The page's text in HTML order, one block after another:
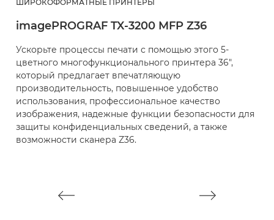
ШИРОКОФОРМАТНЫЕ ПРИНТЕРЫ
imagePROGRAF TX-3200 MFP Z36
Ускорьте процессы печати с помощью этого 5-
цветного многофункционального принтера 36",
который предлагает впечатляющую
производительность, повышенное удобство
использования, профессиональное качество
изображения, надежные функции безопасности для
защиты конфиденциальных сведений, а также
возможности сканера Z36.